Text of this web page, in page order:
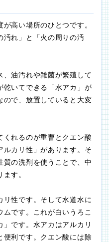
高い場所のひとつです。
汚れ」と「火の周りの汚
、油汚れや雑菌が繁殖して
乾いてできる「水アカ」が
ので、放置していると大変
くれるのが重曹とクエン酸
ルカリ性」があります。そ
質の洗剤を使うことで、中
す。
リ性です。そして水道水に
です。これが白いうろこ
です。水アカはアルカリ
便利です。クエン酸には除